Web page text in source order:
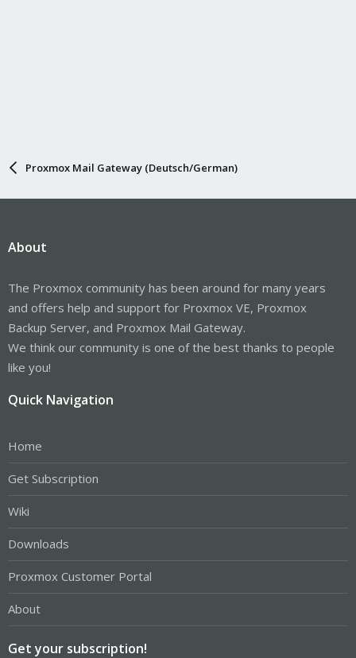
Proxmox Mail Gateway (Deutsch/German)
About
The Proxmox community has been around for many years
and offers help and support for Proxmox VE, Proxmox
Backup Server, and Proxmox Mail Gateway.
We think our community is one of the best thanks to people
like you!
Quick Navigation
Home
Get Subscription
Wiki
Downloads
Proxmox Customer Portal
About
Get your subscription!